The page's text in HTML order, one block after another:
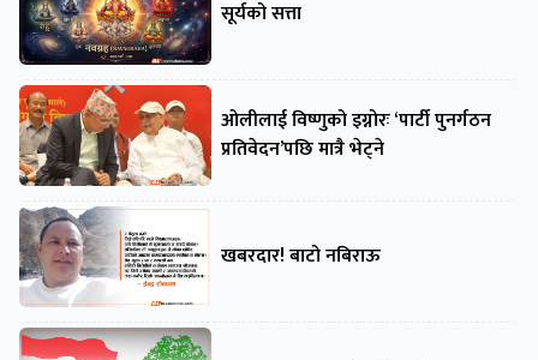
सूर्यको सत्ता
ओलीलाई विष्णुको इग्नोरः ‘पार्टी पुनर्गठन
प्रतिवेदन’पछि मात्रै भेट्ने
खबरदार! बाटो नबिराऊ